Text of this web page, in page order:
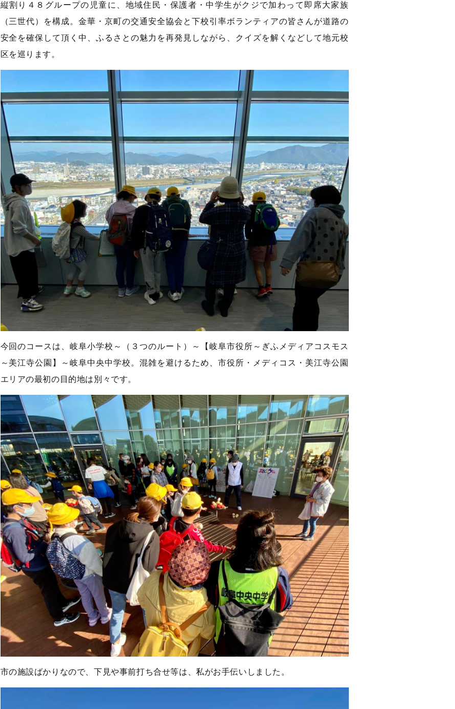
縦割り４８グループの児童に、地域住民・保護者・中学生がクジで加わって即席大家族
（三世代）を構成。金華・京町の交通安全協会と下校引率ボランティアの皆さんが道路の
安全を確保して頂く中、ふるさとの魅力を再発見しながら、クイズを解くなどして地元校
区を巡ります。
今回のコースは、岐阜小学校～（３つのルート）～【岐阜市役所～ぎふメディアコスモス
～美江寺公園】～岐阜中央中学校。混雑を避けるため、市役所・メディコス・美江寺公園
エリアの最初の目的地は別々です。
市の施設ばかりなので、下見や事前打ち合せ等は、私がお手伝いしました。